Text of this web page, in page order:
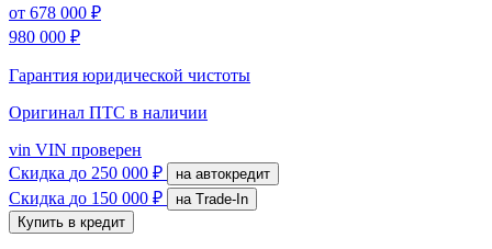
от 678 000 ₽
980 000 ₽
Гарантия юридической чистоты
Оригинал ПТС в наличии
vin VIN проверен
Скидка до 250 000 ₽ на автокредит
Скидка до 150 000 ₽
на Trade-In
Купить в кредит